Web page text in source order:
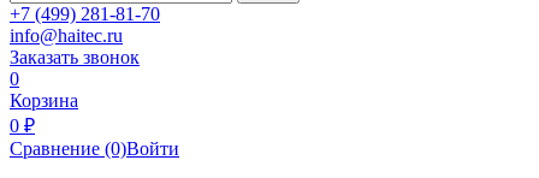
+7 (499) 281-81-70
info@haitec.ru
Заказать звонок
0
Корзина
0 ₽
Сравнение (0)Войти